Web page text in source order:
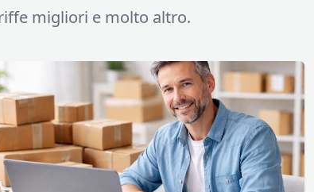
migliori e molto altro.